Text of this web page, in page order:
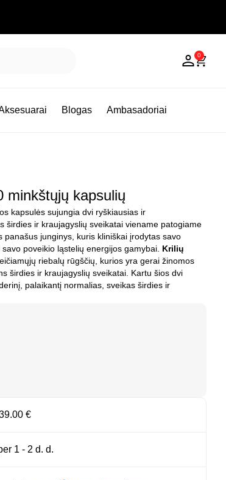
0
Blogas Ambasadoriai
minkštųjų kapsulių
kapsulės sujungia dvi ryškiausias ir
širdies ir kraujagyslių sveikatai viename patogiame
panašus junginys, kuris kliniškai įrodytas savo
poveikio ląstelių energijos gamybai. Krilių
riebalų rūgščių, kurios yra gerai žinomos
širdies ir kraujagyslių sveikatai. Kartu šios dvi
palaikantį normalias, sveikas širdies ir
€
1 - 2 d. d.